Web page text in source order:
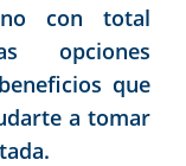
con total
opciones
que
a tomar